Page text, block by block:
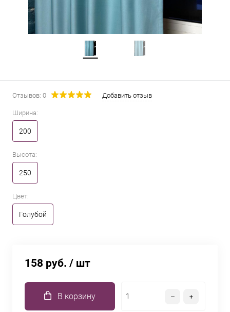
Отзывов: 0 Добавить отзыв
Ширина:
200
Высота:
250
Цвет:
Голубой
158 руб. / шт
В корзину